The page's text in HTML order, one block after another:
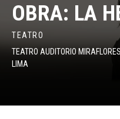
OBRA: LA
TEATRO
TEATRO AUDITORIO
LIMA